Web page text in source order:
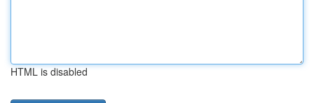
HTML is disabled